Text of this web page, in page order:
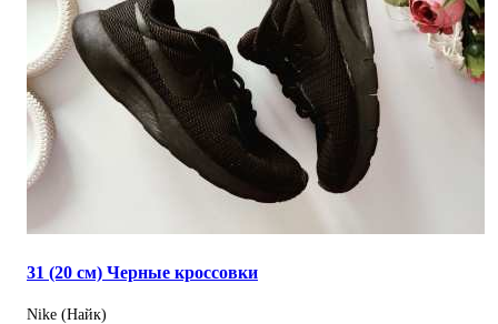
31 (20 см) Черные кроссовки
Nike (Найк)